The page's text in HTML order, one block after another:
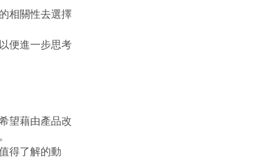
相關性去選擇
便進一步思考
望藉由產品改
得了解的動